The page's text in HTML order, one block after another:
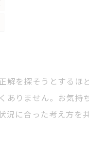
解を探そうとする
ありません。お気
況に合った考え方